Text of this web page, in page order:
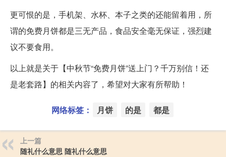
更可恨的是，手机架、水杯、本子之类的还能留着用，所
谓的免费月饼都是三无产品，食品安全毫无保证，强烈建
议不要食用。
以上就是关于【中秋节“免费月饼”送上门？千万别信！还
是老套路】的相关内容了，希望对大家有所帮助！
网络标签： 月饼 的是 都是
上一篇
随礼什么意思 随礼什么意思